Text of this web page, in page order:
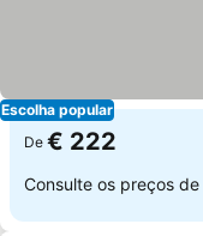
Escolha popular
De € 222
Consulte os preços de